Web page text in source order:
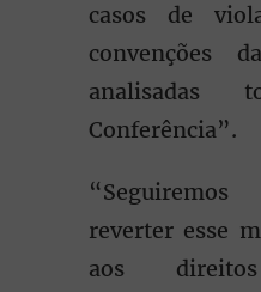
casos de
convenções
Conferência”.
reverter esse
aos